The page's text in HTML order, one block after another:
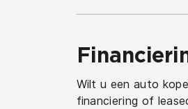
Wilt u een auto
financiering of